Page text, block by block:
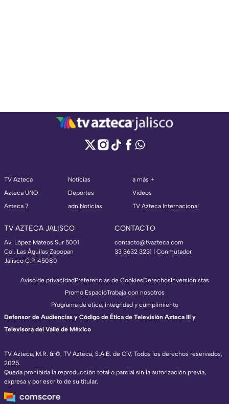
TV Azteca
Azteca UNO
Azteca 7
Noticias
Deportes
adn Noticias
a más +
Videos
TV Azteca Internacional
TV AZTECA JALISCO
Av. López Mateos Sur 5001
Col. Las Águilas Zapopan
Jalisco C.P. 45080
CONTACTO
contacto@tvazteca.com
33 3632 3231 | Conmutador
TV Azteca, M.R. & ©, TV Azteca, S.A.B. de C.V. Todos los derechos reservados,
2025.
Queda prohibida la reproducción total o parcial sin la autorización previa,
expresa y por escrito de su titular.
Aviso de privacidadPreferencias de CookiesDerechosInversionistas
Promo EspacioTrabaja con nosotros
Programa de ética, integridad y cumplimiento
Defensor de Audiencias y Código de Ética de Televisión Azteca III y
Televisora del Valle de México